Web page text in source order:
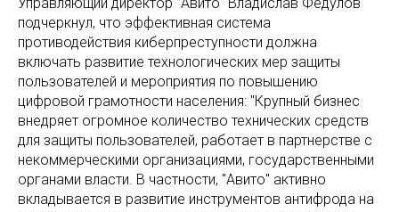
подчеркнул, что эффективная система
противодействия киберпреступности должна
включать развитие технологических мер защиты
пользователей и мероприятия по повышению
цифровой грамотности населения: "Крупный бизнес
внедряет огромное количество технических средств
для защиты пользователей, работает в партнерстве с
некоммерческими организациями, государственными
органами власти. В частности, "Авито" активно
вкладывается в развитие инструментов антифрода на